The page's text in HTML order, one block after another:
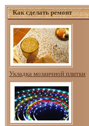
Как сделать ремонт
Укладка мозаичной плитки